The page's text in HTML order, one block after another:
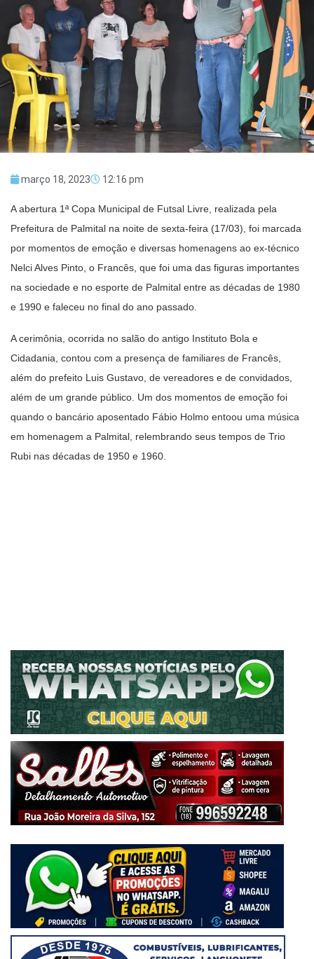
março 18, 2023 12:16 pm
A abertura 1ª Copa Municipal de Futsal Livre, realizada pela
Prefeitura de Palmital na noite de sexta-feira (17/03), foi marcada
por momentos de emoção e diversas homenagens ao ex-técnico
Nelci Alves Pinto, o Francês, que foi uma das figuras importantes
na sociedade e no esporte de Palmital entre as décadas de 1980
e 1990 e faleceu no final do ano passado.
A cerimônia, ocorrida no salão do antigo Instituto Bola e
Cidadania, contou com a presença de familiares de Francês,
além do prefeito Luis Gustavo, de vereadores e de convidados,
além de um grande público. Um dos momentos de emoção foi
quando o bancário aposentado Fábio Holmo entoou uma música
em homenagem a Palmital, relembrando seus tempos de Trio
Rubi nas décadas de 1950 e 1960.